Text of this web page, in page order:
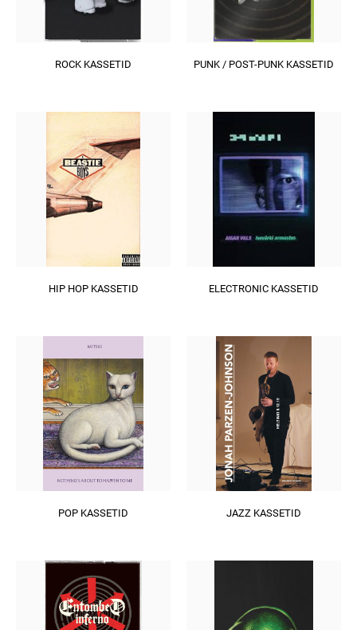
ROCK KASSETID PUNK / POST-PUNK KASSETID
HIP HOP KASSETID ELECTRONIC KASSETID
POP KASSETID JAZZ KASSETID